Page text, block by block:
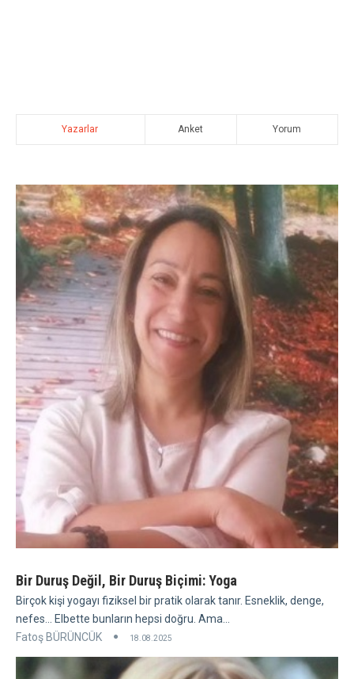
Yazarlar Anket Yorum
Bir Duruş Değil, Bir Duruş Biçimi: Yoga
Birçok kişi yogayı fiziksel bir pratik olarak tanır. Esneklik, denge,
nefes... Elbette bunların hepsi doğru. Ama...
Fatoş BÜRÜNCÜK
18.08.2025